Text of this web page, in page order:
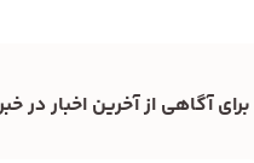
برای آگاهی از آخرین اخبار در